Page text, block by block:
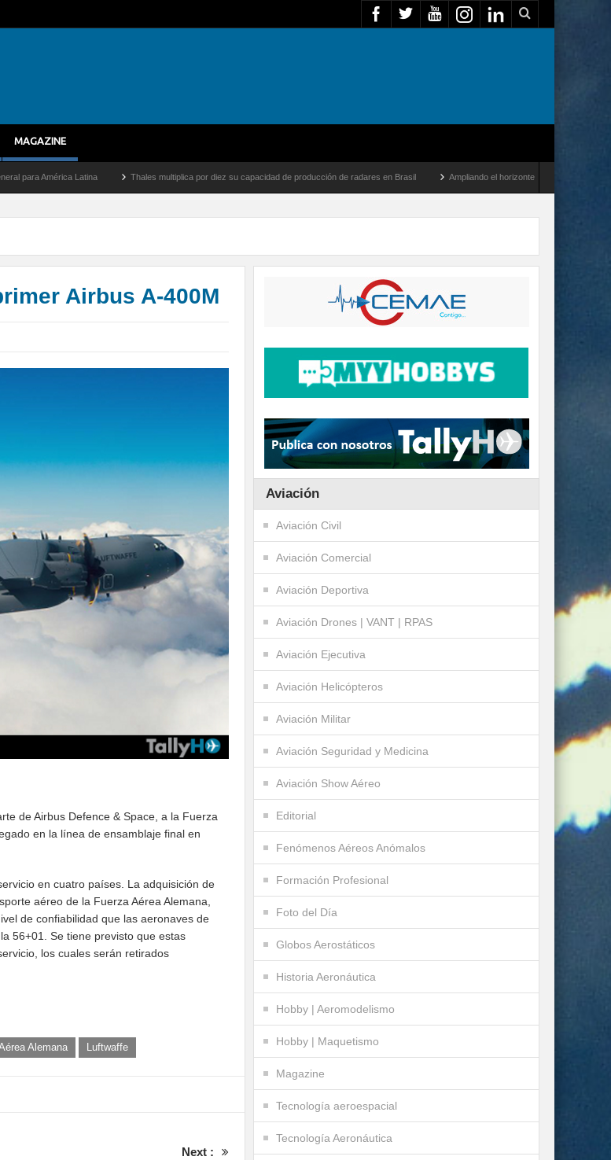
MAGAZINE
Latina Thales multiplica por diez su capacidad de producción de radares en Brasil Ampliando el horizonte: Dentro del vuelo de desarrollo
Airbus A-400M
de Airbus Defence & Space, a la Fuerza
en la línea de ensamblaje final en
en cuatro países. La adquisición de
aéreo de la Fuerza Aérea Alemana,
de confiabilidad que las aeronaves de
56+01. Se tiene previsto que estas
los cuales serán retirados
Alemana Luftwaffe
Next :
Aviación
Aviación Civil
Aviación Comercial
Aviación Deportiva
Aviación Drones | VANT | RPAS
Aviación Ejecutiva
Aviación Helicópteros
Aviación Militar
Aviación Seguridad y Medicina
Aviación Show Aéreo
Editorial
Fenómenos Aéreos Anómalos
Formación Profesional
Foto del Día
Globos Aerostáticos
Historia Aeronáutica
Hobby | Aeromodelismo
Hobby | Maquetismo
Magazine
Tecnología aeroespacial
Tecnología Aeronáutica